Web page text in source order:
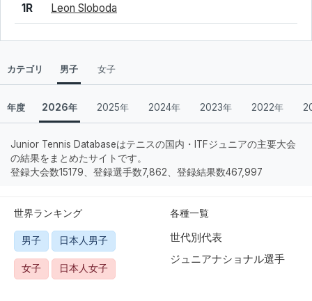
結果 シード 選手名
1R Leon Sloboda
カテゴリ 男子 女子
年度 2026年 2025年 2024年 2023年 2022年
Junior Tennis Databaseはテニスの国内・ITFジュニアの主要大会
の結果をまとめたサイトです。
登録大会数15179、登録選手数7,862、登録結果数467,997
世界ランキング
男子 日本人男子
女子 日本人女子
各種一覧
世代別代表
ジュニアナショナル選手